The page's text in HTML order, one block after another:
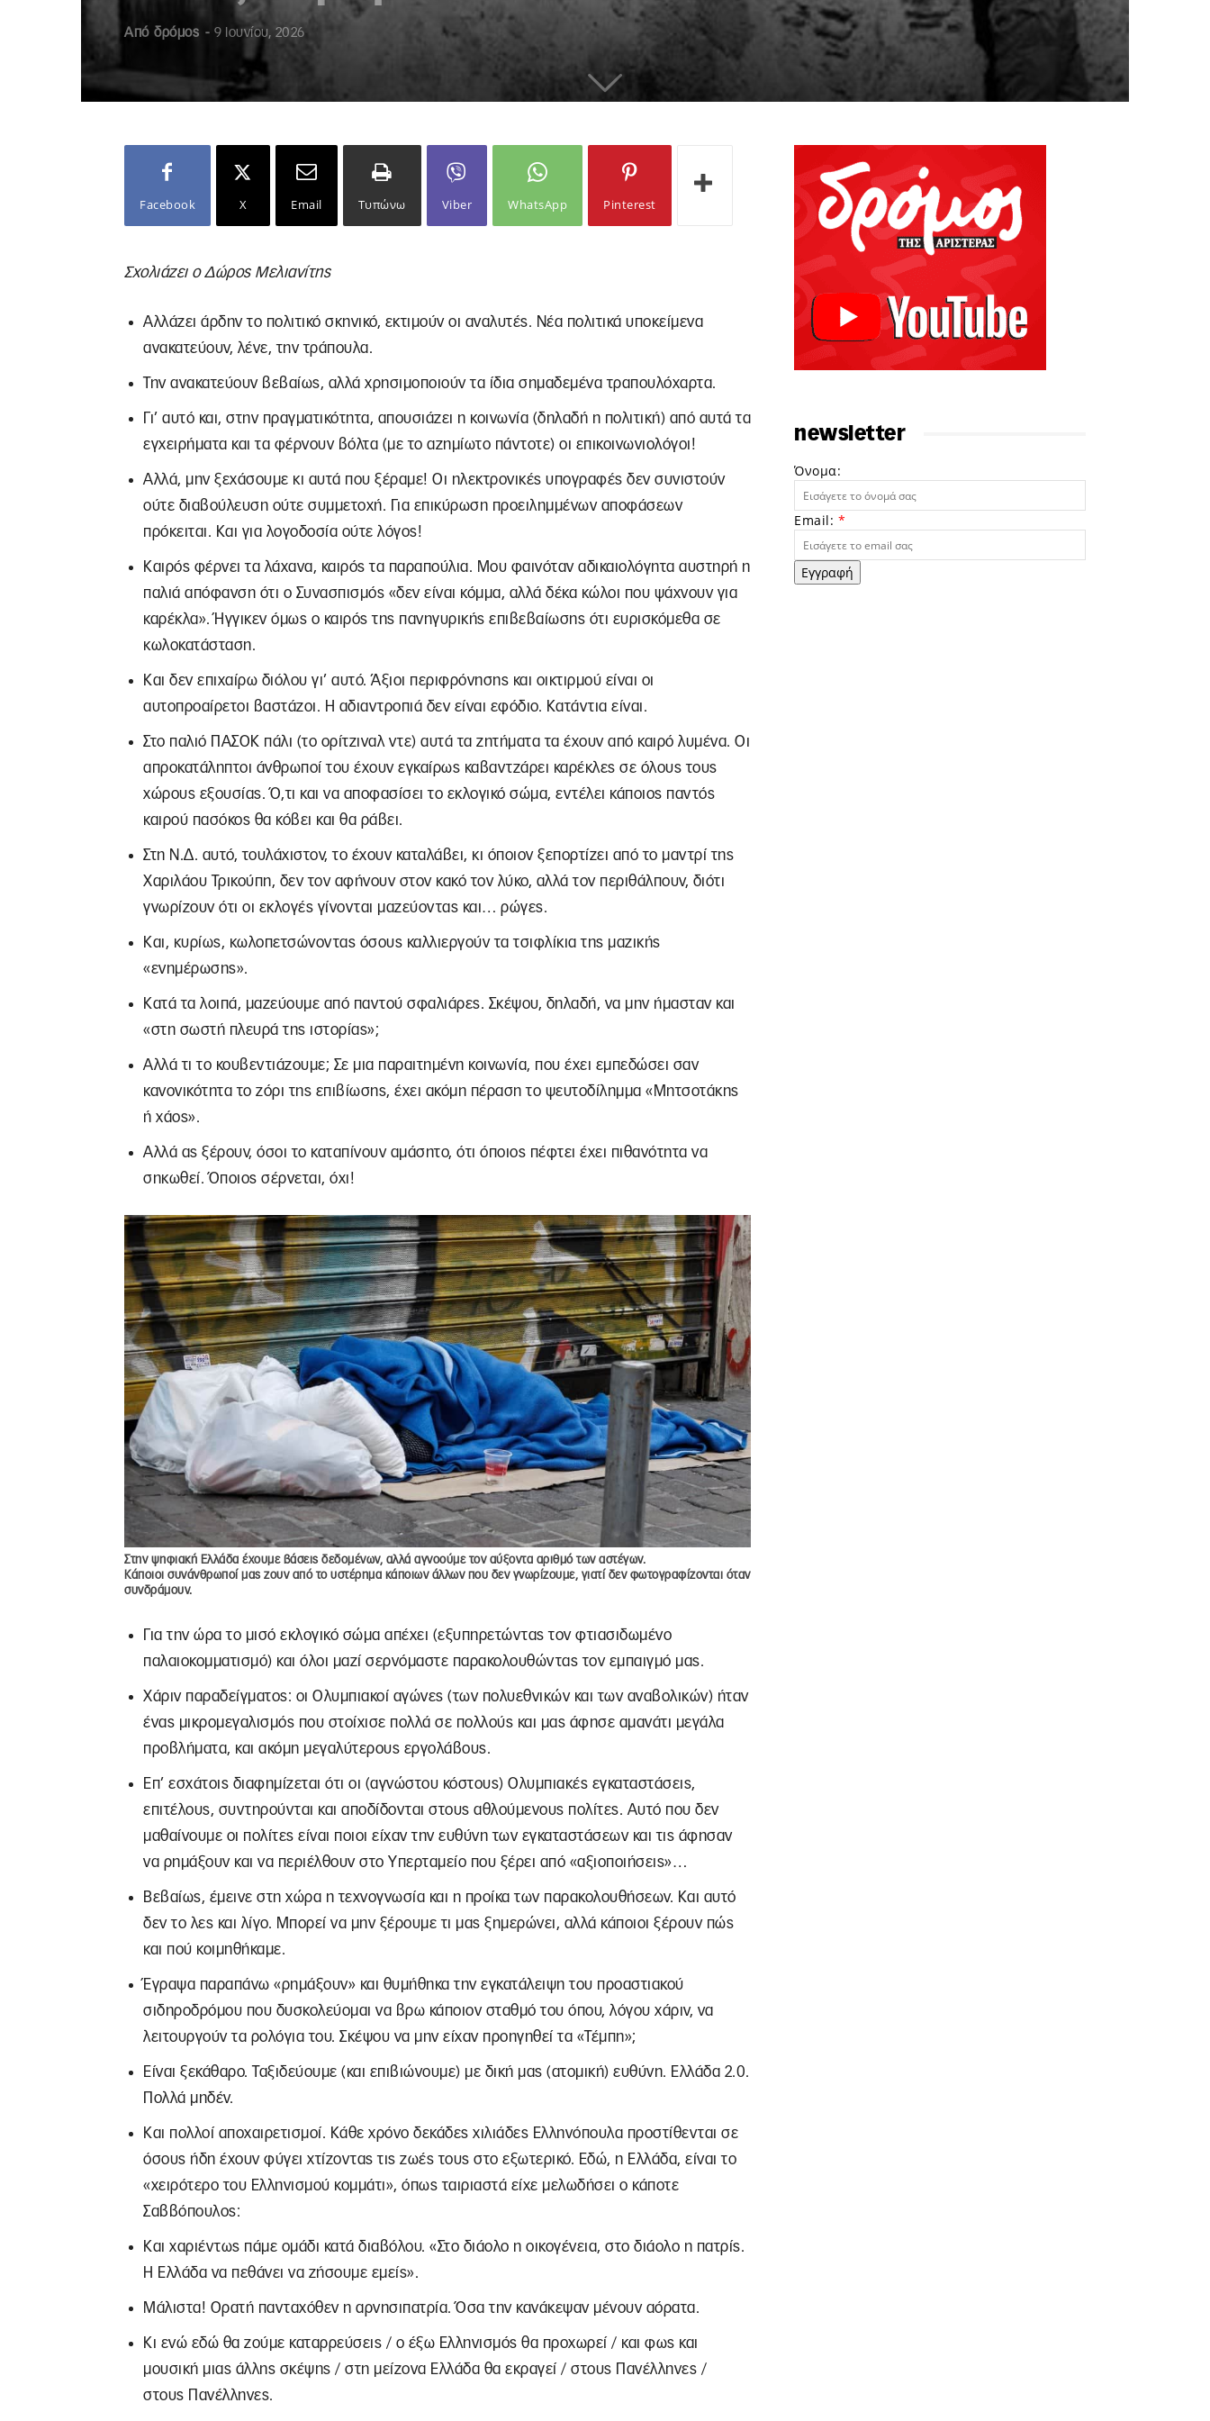
Από δρόμος - 9 Ιουνίου, 2026
Facebook X Email Τυπώνω Viber WhatsApp Pinterest
Σχολιάζει ο Δώρος Μελιανίτης
Αλλάζει άρδην το πολιτικό σκηνικό, εκτιμούν οι αναλυτές. Νέα πολιτικά υποκείμενα
ανακατεύουν, λένε, την τράπουλα.
Την ανακατεύουν βεβαίως, αλλά χρησιμοποιούν τα ίδια σημαδεμένα τραπουλόχαρτα.
Γι’ αυτό και, στην πραγματικότητα, απουσιάζει η κοινωνία (δηλαδή η πολιτική) από αυτά τα
εγχειρήματα και τα φέρνουν βόλτα (με το αζημίωτο πάντοτε) οι επικοινωνιολόγοι!
Αλλά, μην ξεχάσουμε κι αυτά που ξέραμε! Οι ηλεκτρονικές υπογραφές δεν συνιστούν
ούτε διαβούλευση ούτε συμμετοχή. Για επικύρωση προειλημμένων αποφάσεων
πρόκειται. Και για λογοδοσία ούτε λόγος!
Καιρός φέρνει τα λάχανα, καιρός τα παραπούλια. Μου φαινόταν αδικαιολόγητα αυστηρή η
παλιά απόφανση ότι ο Συνασπισμός «δεν είναι κόμμα, αλλά δέκα κώλοι που ψάχνουν για
καρέκλα». Ήγγικεν όμως ο καιρός της πανηγυρικής επιβεβαίωσης ότι ευρισκόμεθα σε
κωλοκατάσταση.
Και δεν επιχαίρω διόλου γι’ αυτό. Άξιοι περιφρόνησης και οικτιρμού είναι οι
αυτοπροαίρετοι βαστάζοι. Η αδιαντροπιά δεν είναι εφόδιο. Κατάντια είναι.
Στο παλιό ΠΑΣΟΚ πάλι (το ορίτζιναλ ντε) αυτά τα ζητήματα τα έχουν από καιρό λυμένα. Οι
απροκατάληπτοι άνθρωποί του έχουν εγκαίρως καβαντζάρει καρέκλες σε όλους τους
χώρους εξουσίας. Ό,τι και να αποφασίσει το εκλογικό σώμα, εντέλει κάποιος παντός
καιρού πασόκος θα κόβει και θα ράβει.
Στη Ν.Δ. αυτό, τουλάχιστον, το έχουν καταλάβει, κι όποιον ξεπορτίζει από το μαντρί της
Χαριλάου Τρικούπη, δεν τον αφήνουν στον κακό τον λύκο, αλλά τον περιθάλπουν, διότι
γνωρίζουν ότι οι εκλογές γίνονται μαζεύοντας και… ρώγες.
Και, κυρίως, κωλοπετσώνοντας όσους καλλιεργούν τα τσιφλίκια της μαζικής
«ενημέρωσης».
Κατά τα λοιπά, μαζεύουμε από παντού σφαλιάρες. Σκέψου, δηλαδή, να μην ήμασταν και
«στη σωστή πλευρά της ιστορίας»;
Αλλά τι το κουβεντιάζουμε; Σε μια παραιτημένη κοινωνία, που έχει εμπεδώσει σαν
κανονικότητα το ζόρι της επιβίωσης, έχει ακόμη πέραση το ψευτοδίλημμα «Μητσοτάκης
ή χάος».
Αλλά ας ξέρουν, όσοι το καταπίνουν αμάσητο, ότι όποιος πέφτει έχει πιθανότητα να
σηκωθεί. Όποιος σέρνεται, όχι!
Στην ψηφιακή Ελλάδα έχουμε βάσεις δεδομένων, αλλά αγνοούμε τον αύξοντα αριθμό των αστέγων.
Κάποιοι συνάνθρωποί μας ζουν από το υστέρημα κάποιων άλλων που δεν γνωρίζουμε, γιατί δεν φωτογραφίζονται όταν
συνδράμουν.
Για την ώρα το μισό εκλογικό σώμα απέχει (εξυπηρετώντας τον φτιασιδωμένο
παλαιοκομματισμό) και όλοι μαζί σερνόμαστε παρακολουθώντας τον εμπαιγμό μας.
Χάριν παραδείγματος: οι Ολυμπιακοί αγώνες (των πολυεθνικών και των αναβολικών) ήταν
ένας μικρομεγαλισμός που στοίχισε πολλά σε πολλούς και μας άφησε αμανάτι μεγάλα
προβλήματα, και ακόμη μεγαλύτερους εργολάβους.
Επ’ εσχάτοις διαφημίζεται ότι οι (αγνώστου κόστους) Ολυμπιακές εγκαταστάσεις,
επιτέλους, συντηρούνται και αποδίδονται στους αθλούμενους πολίτες. Αυτό που δεν
μαθαίνουμε οι πολίτες είναι ποιοι είχαν την ευθύνη των εγκαταστάσεων και τις άφησαν
να ρημάξουν και να περιέλθουν στο Υπερταμείο που ξέρει από «αξιοποιήσεις»…
Βεβαίως, έμεινε στη χώρα η τεχνογνωσία και η προίκα των παρακολουθήσεων. Και αυτό
δεν το λες και λίγο. Μπορεί να μην ξέρουμε τι μας ξημερώνει, αλλά κάποιοι ξέρουν πώς
και πού κοιμηθήκαμε.
Έγραψα παραπάνω «ρημάξουν» και θυμήθηκα την εγκατάλειψη του προαστιακού
σιδηροδρόμου που δυσκολεύομαι να βρω κάποιον σταθμό του όπου, λόγου χάριν, να
λειτουργούν τα ρολόγια του. Σκέψου να μην είχαν προηγηθεί τα «Τέμπη»;
Είναι ξεκάθαρο. Ταξιδεύουμε (και επιβιώνουμε) με δική μας (ατομική) ευθύνη. Ελλάδα 2.0.
Πολλά μηδέν.
Και πολλοί αποχαιρετισμοί. Κάθε χρόνο δεκάδες χιλιάδες Ελληνόπουλα προστίθενται σε
όσους ήδη έχουν φύγει χτίζοντας τις ζωές τους στο εξωτερικό. Εδώ, η Ελλάδα, είναι το
«χειρότερο του Ελληνισμού κομμάτι», όπως ταιριαστά είχε μελωδήσει ο κάποτε
Σαββόπουλος:
Και χαριέντως πάμε ομάδι κατά διαβόλου. «Στο διάολο η οικογένεια, στο διάολο η πατρίς.
Η Ελλάδα να πεθάνει να ζήσουμε εμείς».
Μάλιστα! Ορατή πανταχόθεν η αρνησιπατρία. Όσα την κανάκεψαν μένουν αόρατα.
Κι ενώ εδώ θα ζούμε καταρρεύσεις / ο έξω Ελληνισμός θα προχωρεί / και φως και
μουσική μιας άλλης σκέψης / στη μείζονα Ελλάδα θα εκραγεί / στους Πανέλληνες /
στους Πανέλληνες.
newsletter
Όνομα:
Email: *
Εγγραφή